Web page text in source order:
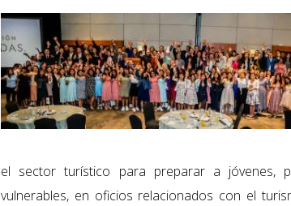
el sector turístico para preparar a jóvenes,
vulnerables, en oficios relacionados con el